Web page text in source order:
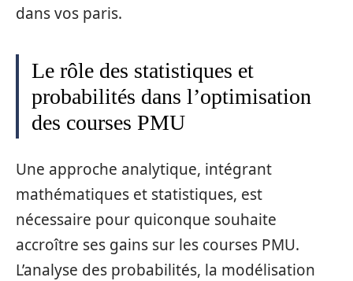
dans vos paris.
Le rôle des statistiques et
probabilités dans l’optimisation
des courses PMU
Une approche analytique, intégrant
mathématiques et statistiques, est
nécessaire pour quiconque souhaite
accroître ses gains sur les courses PMU.
L’analyse des probabilités, la modélisation